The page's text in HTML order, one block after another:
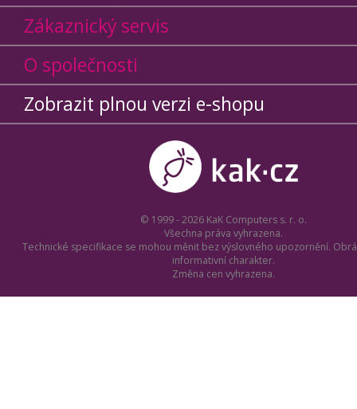
Zákaznický servis
O společnosti
Zobrazit plnou verzi e-shopu
© 1999 - 2026 KaK Computers s. r. o.
Všechna práva vyhrazena.
Technické specifikace se mohou měnit bez výslovného upozornění.
informativní charakter.
Změna cen vyhrazena.